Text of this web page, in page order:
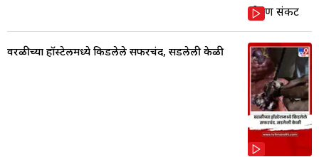
वरळीच्या हॉस्टेलमध्ये किडलेले सफरचंद, सडलेली केळी